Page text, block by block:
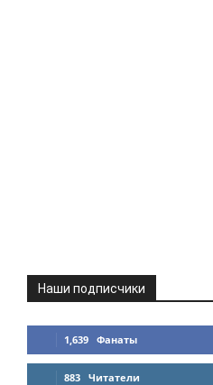
Наши подписчики
1,639 Фанаты
883 Читатели